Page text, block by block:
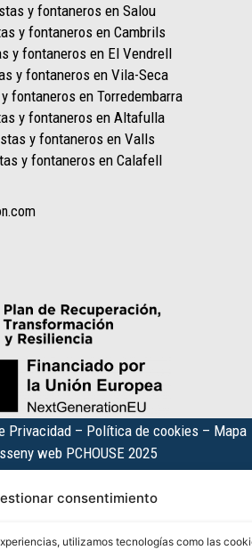
consentimiento
utilizamos tecnologías como las
y fontaneros en Salou
y fontaneros en Cambrils
y fontaneros en El Vendrell
y fontaneros en Vila-Seca
fontaneros en Torredembarra
y fontaneros en Altafulla
y fontaneros en Valls
y fontaneros en Calafell
Privacidad – Política de cookies – Mapa
web PCHOUSE2025